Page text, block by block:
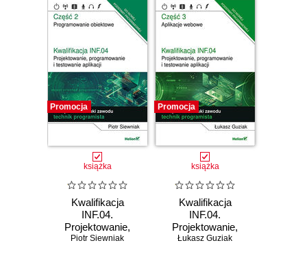
Promocja
książka
Kwalifikacja
INF.04.
Projektowanie,
programowanie i
Piotr Siewniak
Promocja
książka
Kwalifikacja
INF.04.
Projektowanie,
programowanie i
Łukasz Guziak